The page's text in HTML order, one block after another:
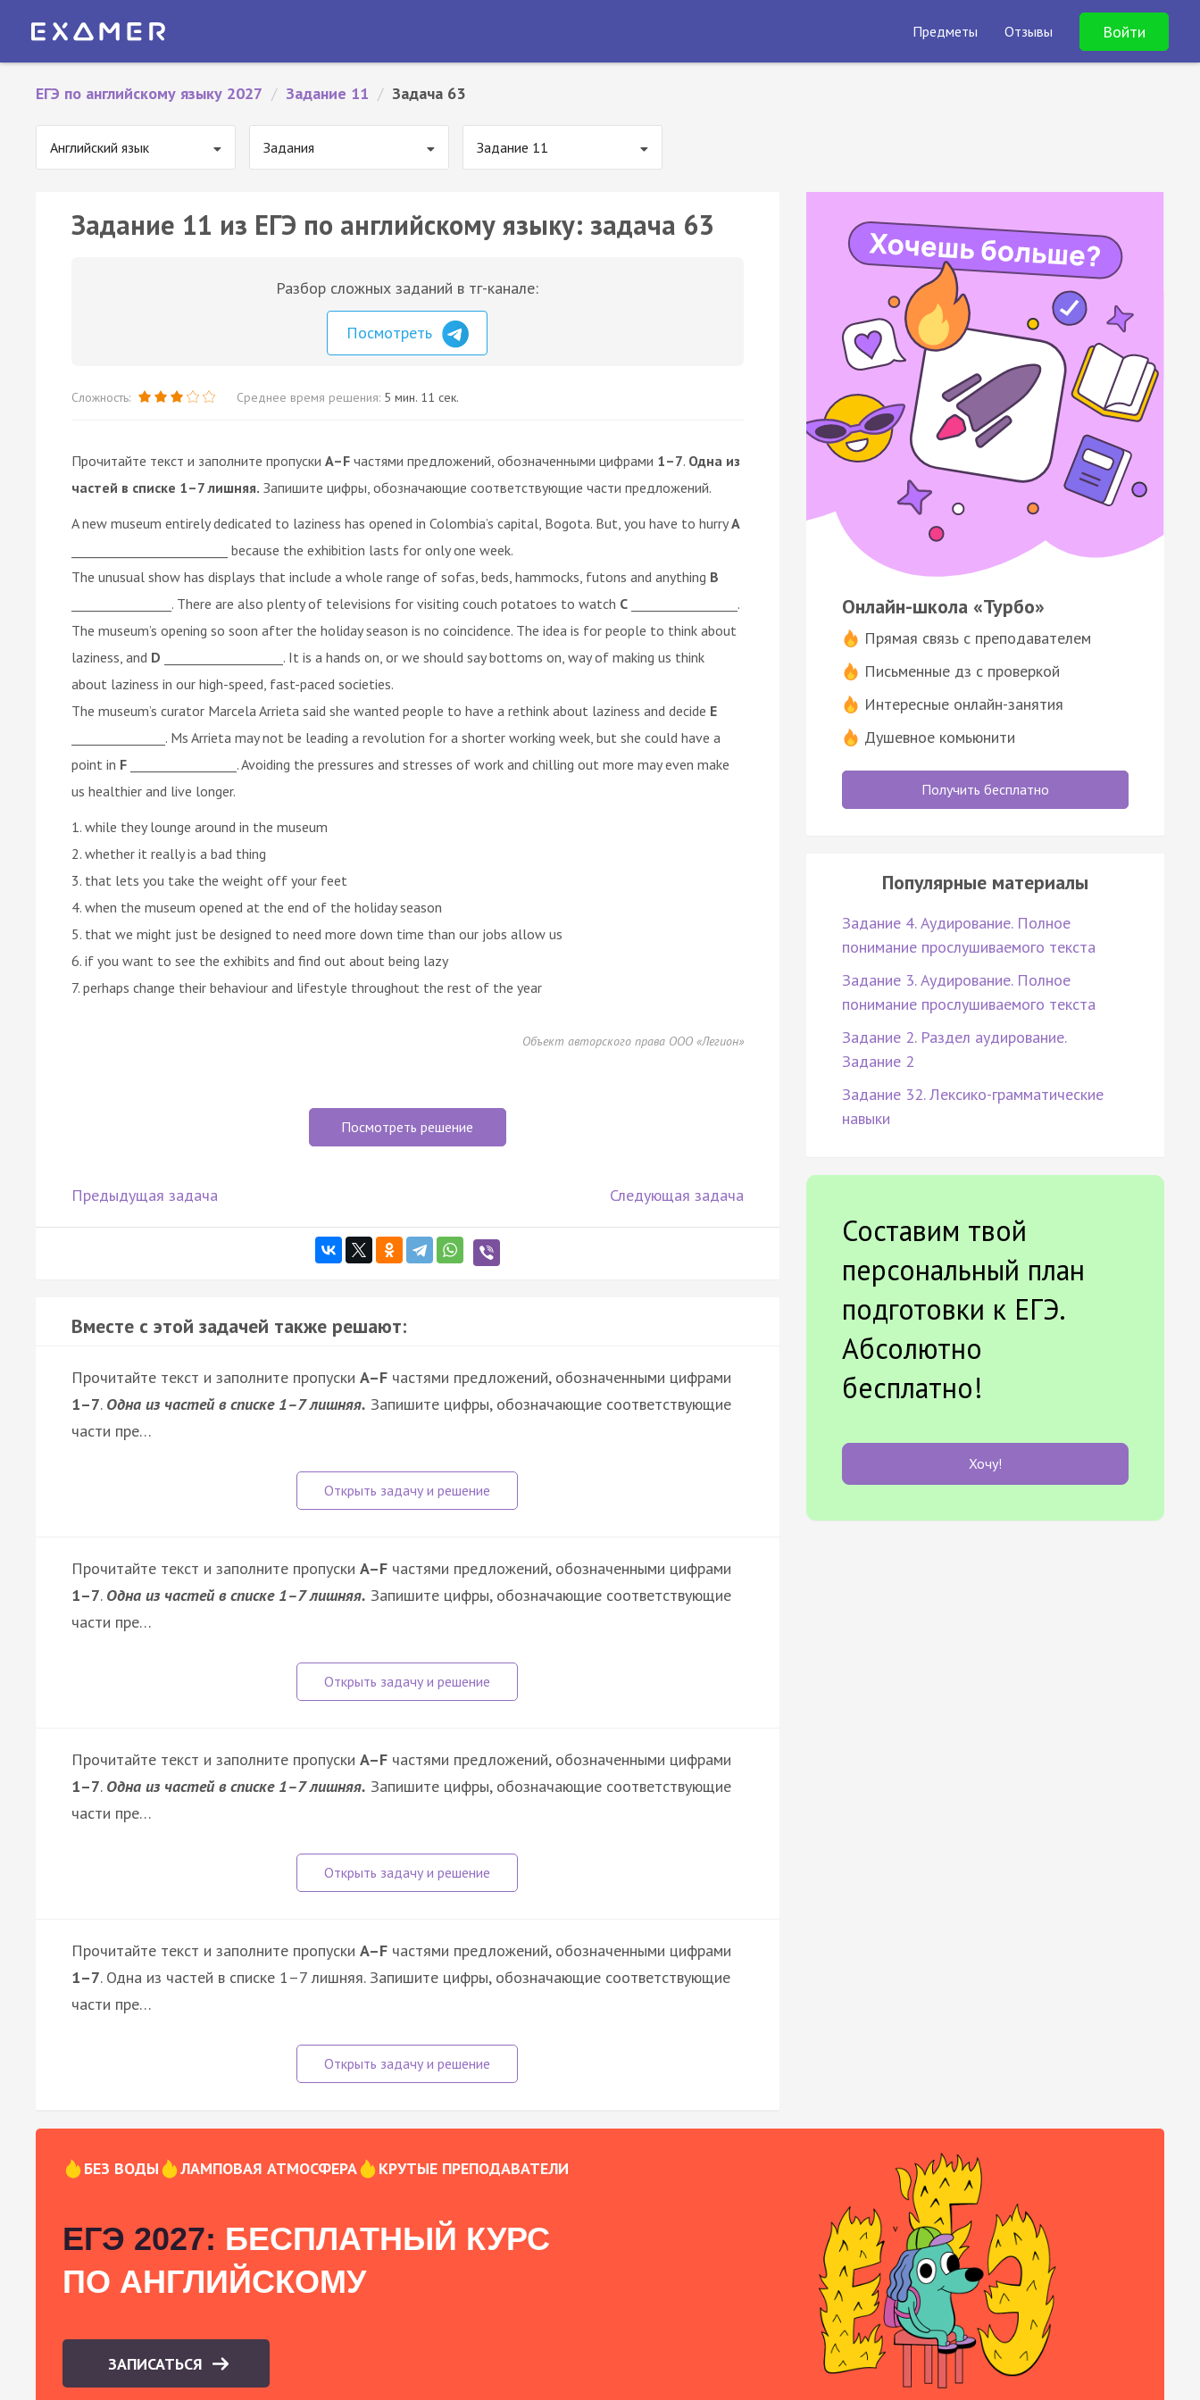
Предметы Отзывы Войти
ЕГЭ по английскому языку 2027 / Задание 11 / Задача 63
Английский язык Задания Задание 11
Задание 11 из ЕГЭ по английскому языку: задача 63
Разбор сложных заданий в тг-канале:
Посмотреть
Сложность: Среднее время решения: 5 мин. 11 сек.
Прочитайте текст и заполните пропуски A–F частями предложений, обозначенными цифрами 1–7. Одна из
частей в списке 1–7 лишняя. Запишите цифры, обозначающие соответствующие части предложений.
A new museum entirely dedicated to laziness has opened in Colombia’s capital, Bogota. But, you have to hurryA
_________________________ because the exhibition lasts for only one week.
The unusual show has displays that include a whole range of sofas, beds, hammocks, futons and anything B
________________. There are also plenty of televisions for visiting couch potatoes to watch C _________________.
The museum’s opening so soon after the holiday season is no coincidence. The idea is for people to think about
laziness, and D ___________________. It is a hands on, or we should say bottoms on, way of making us think
about laziness in our high-speed, fast-paced societies.
The museum’s curator Marcela Arrieta said she wanted people to have a rethink about laziness and decide E
_______________. Ms Arrieta may not be leading a revolution for a shorter working week, but she could have a
point in F _________________. Avoiding the pressures and stresses of work and chilling out more may even make
us healthier and live longer.
1. while they lounge around in the museum
2. whether it really is a bad thing
3. that lets you take the weight off your feet
4. when the museum opened at the end of the holiday season
5. that we might just be designed to need more down time than our jobs allow us
6. if you want to see the exhibits and find out about being lazy
7. perhaps change their behaviour and lifestyle throughout the rest of the year
Объект авторского права ООО «Легион»
Посмотреть решение
Предыдущая задача Следующая задача
Вместе с этой задачей также решают:
Прочитайте текст и заполните пропуски A–F частями предложений, обозначенными цифрами
1–7. Одна из частей в списке 1–7 лишняя. Запишите цифры, обозначающие соответствующие
части пре…
Прочитайте текст и заполните пропуски A–F частями предложений, обозначенными цифрами
1–7. Одна из частей в списке 1–7 лишняя. Запишите цифры, обозначающие соответствующие
части пре…
Прочитайте текст и заполните пропуски A–F частями предложений, обозначенными цифрами
1–7. Одна из частей в списке 1–7 лишняя. Запишите цифры, обозначающие соответствующие
части пре…
Прочитайте текст и заполните пропуски A–F частями предложений, обозначенными цифрами
1–7. Одна из частей в списке 1–7 лишняя. Запишите цифры, обозначающие соответствующие
части пре…
Онлайн-школа «Турбо»
Прямая связь с преподавателем
Письменные дз с проверкой
Интересные онлайн-занятия
Душевное комьюнити
Получить бесплатно
Популярные материалы
Задание 4. Аудирование. Полное
понимание прослушиваемого текста
Задание 3. Аудирование. Полное
понимание прослушиваемого текста
Задание 2. Раздел аудирование.
Задание 2
Задание 32. Лексико-грамматические
навыки
Составим твой
персональный план
подготовки к ЕГЭ.
Абсолютно
бесплатно!
Хочу!
БЕЗ ВОДЫ ЛАМПОВАЯ АТМОСФЕРА КРУТЫЕ ПРЕПОДАВАТЕЛИ
ЕГЭ 2027: БЕСПЛАТНЫЙ КУРС
ПО АНГЛИЙСКОМУ
ЗАПИСАТЬСЯ